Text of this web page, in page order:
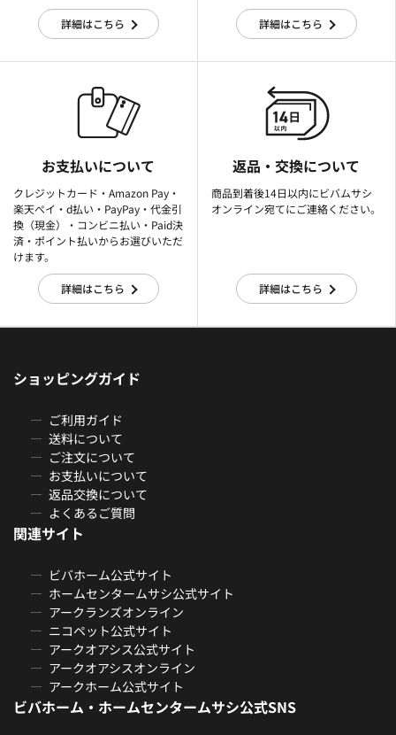
詳細はこちら 詳細はこちら
お支払いについて
クレジットカード・Amazon Pay・
楽天ぺイ・d払い・PayPay・代金引
換（現金）・コンビニ払い・Paid決
済・ポイント払いからお選びいただ
けます。
詳細はこちら
返品・交換について
商品到着後14日以内にビバムサシ
オンライン宛てにご連絡ください。
詳細はこちら
ショッピングガイド
ご利用ガイド
送料について
ご注文について
お支払いについて
返品交換について
よくあるご質問
関連サイト
ビバホーム公式サイト
ホームセンタームサシ公式サイト
アークランズオンライン
ニコペット公式サイト
アークオアシス公式サイト
アークオアシスオンライン
アークホーム公式サイト
ビバホーム・ホームセンタームサシ公式SNS